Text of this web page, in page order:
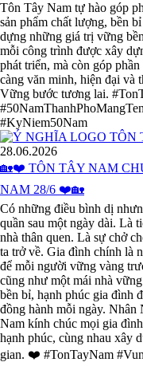
Tôn Tây Nam tự hào góp
sản phẩm chất lượng, bền
dựng những giá trị vững
mỗi công trình được xây
phát triển, mà còn góp
càng văn minh, hiện đại và
Vững bước tương lai.
#KyNiem50Nam
28.06.2026
🏡❤️ TÔN TÂY NAM
NAM 28/6 ❤️🏡
Có những điều bình dị
quần sau một ngày dài. Là
nhà thân quen. Là sự chở
ta trở về. Gia đình chính là
để mỗi người vững vàng
cũng như một mái nhà
bền bỉ, hạnh phúc gia đình
đồng hành mỗi ngày.
Nam kính chúc mọi gia
hạnh phúc, cùng nhau xây
gian. ❤️ #TonTayNam